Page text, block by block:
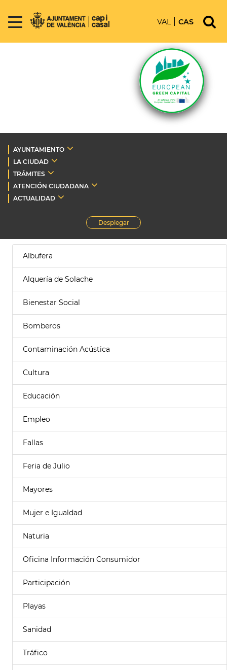
VAL CAS
AYUNTAMIENTO
LA CIUDAD
TRÁMITES
ATENCIÓN CIUDADANA
ACTUALIDAD
Desplegar
Albufera
Alquería de Solache
Bienestar Social
Bomberos
Contaminación Acústica
Cultura
Educación
Empleo
Fallas
Feria de Julio
Mayores
Mujer e Igualdad
Naturia
Oficina Información Consumidor
Participación
Playas
Sanidad
Tráfico